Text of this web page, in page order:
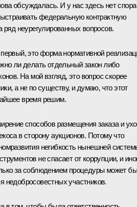
обсуждалась. И у нас здесь нет спора
федеральную контрактную
ряд неурегулированных вопросов.
это форма нормативной
ли делать отдельный закон либо
На мой взгляд, это вопрос скорее
а не по существу, и думаю, что этот
время решим.
способов размещения заказа и
в сторону аукционов. Потому что
негибкость нынешней
не спасает от коррупции, и
за соблюдением процедуры может
недобросовестных участников.